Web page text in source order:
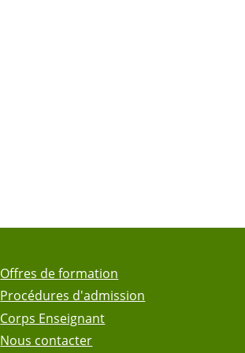
Offres de formation
Procédures d'admission
Corps Enseignant
Nous contacter